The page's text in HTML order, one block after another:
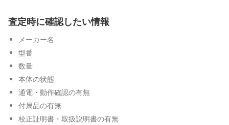
査定時に確認したい情報
メーカー名
型番
数量
本体の状態
通電・動作確認の有無
付属品の有無
校正証明書・取扱説明書の有無